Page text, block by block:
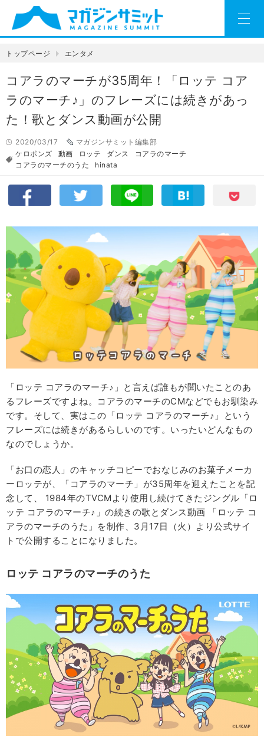
トップページ エンタメ
コアラのマーチが35周年！「ロッテ コア
ラのマーチ♪」のフレーズには続きがあっ
た！歌とダンス動画が公開
2020/03/17
マガジンサミット編集部
ケロポンズ
動画 ロッテ ダンス
コアラのマーチ
コアラのマーチのうた
hinata
「ロッテ コアラのマーチ♪」と言えば誰もが聞いたことのあ
るフレーズですよね。コアラのマーチのCMなどでもお馴染み
です。そして、実はこの「ロッテ コアラのマーチ♪」という
フレーズには続きがあるらしいのです。いったいどんなもの
なのでしょうか。
「お口の恋人」のキャッチコピーでおなじみのお菓子メーカ
ーロッテが、「コアラのマーチ」が35周年を迎えたことを記
念して、 1984年のTVCMより使用し続けてきたジングル「ロ
ッテ コアラのマーチ♪」の続きの歌とダンス動画 「ロッテ コ
アラのマーチのうた」を制作、3月17日（火）より公式サイ
トで公開することになりました。
ロッテ コアラのマーチのうた